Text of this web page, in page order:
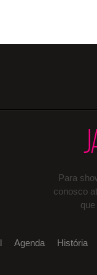
Para
conosco
Agenda História